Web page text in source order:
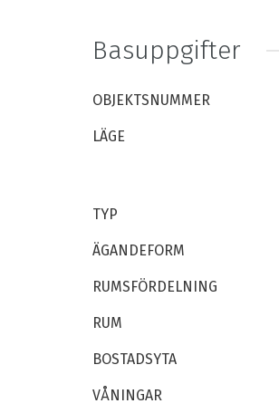
Basuppgifter
OBJEKTSNUMMER
LÄGE
TYP
ÄGANDEFORM
RUMSFÖRDELNING
RUM
BOSTADSYTA
VÅNINGAR